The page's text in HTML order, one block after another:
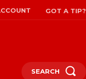
GOT A TIP?
SEARCH